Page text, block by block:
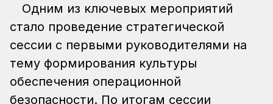
Одним из ключевых мероприятий
стало проведение стратегической
сессии с первыми руководителями на
тему формирования культуры
обеспечения операционной
безопасности. По итогам сессии